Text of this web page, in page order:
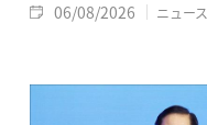
06/08/2026 ニュース